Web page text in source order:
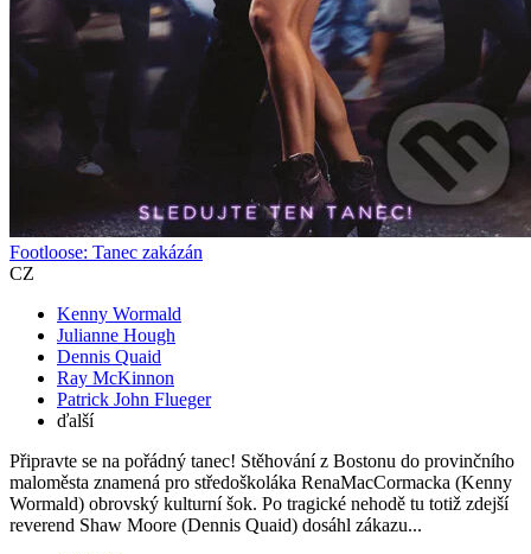
Footloose: Tanec zakázán
CZ
Kenny Wormald
Julianne Hough
Dennis Quaid
Ray McKinnon
Patrick John Flueger
ďalší
Připravte se na pořádný tanec! Stěhování z Bostonu do provinčního
maloměsta znamená pro středoškoláka RenaMacCormacka (Kenny
Wormald) obrovský kulturní šok. Po tragické nehodě tu totiž zdejší
reverend Shaw Moore (Dennis Quaid) dosáhl zákazu...